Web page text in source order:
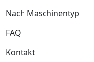
Nach Maschinentyp
FAQ
Kontakt